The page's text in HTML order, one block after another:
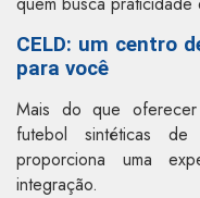
CELD: um centro
para você
Mais do que
futebol sintéticas
proporciona uma
integração.